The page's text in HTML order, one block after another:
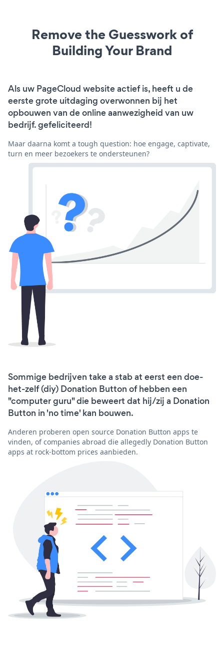
Remove the Guesswork of
Building Your Brand
Als uw PageCloud website actief is, heeft u de
eerste grote uitdaging overwonnen bij het
opbouwen van de online aanwezigheid van uw
bedrijf. gefeliciteerd!
Maar daarna komt a tough question: hoe engage, captivate,
turn en meer bezoekers te ondersteunen?
Sommige bedrijven take a stab at eerst een doe-
het-zelf (diy) Donation Button of hebben een
"computer guru" die beweert dat hij/zij a Donation
Button in 'no time' kan bouwen.
Anderen proberen open source Donation Button apps te
vinden, of companies abroad die allegedly Donation Button
apps at rock-bottom prices aanbieden.